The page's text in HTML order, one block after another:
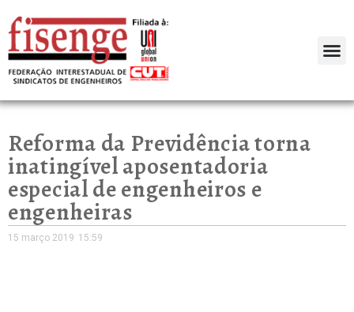
Reforma da Previdência torna
inatingível aposentadoria
especial de engenheiros e
engenheiras
15 março 2019 15:59